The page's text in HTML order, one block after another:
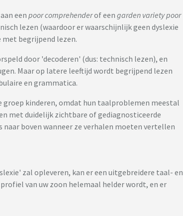
een poor comprehenderof een garden variety poor
lezen (waardoor er waarschijnlijk geen dyslexie
begrijpend lezen.
door 'decoderen' (dus: technisch lezen), en
Maar op latere leeftijd wordt begrijpend lezen
en grammatica.
groep kinderen, omdat hun taalproblemen meestal
met duidelijk zichtbare of gediagnosticeerde
boven wanneer ze verhalen moeten vertellen
zal opleveren, kan er een uitgebreidere taal- en
van uw zoon helemaal helder wordt, en er